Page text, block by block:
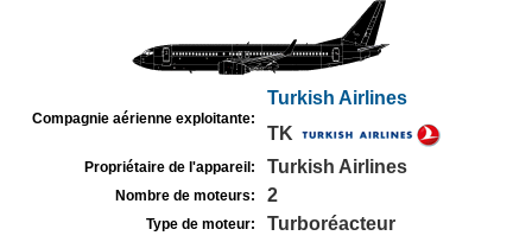
Compagnie aérienne exploitante:
Turkish Airlines
TK
Propriétaire de l'appareil: Turkish Airlines
Nombre de moteurs: 2
Type de moteur: Turboréacteur